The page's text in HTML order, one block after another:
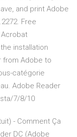
and print Adobe
Free
Acrobat
installation
from Adobe to
catégorie
Adobe Reader
7/8/10
- Comment Ça
DC (Adobe